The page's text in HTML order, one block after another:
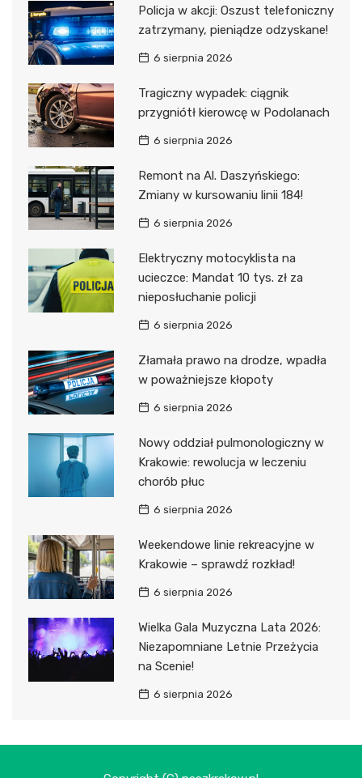
Policja w akcji: Oszust telefoniczny
zatrzymany, pieniądze odzyskane!
6 sierpnia 2026
Tragiczny wypadek: ciągnik
przygniótł kierowcę w Podolanach
6 sierpnia 2026
Remont na Al. Daszyńskiego:
Zmiany w kursowaniu linii 184!
6 sierpnia 2026
Elektryczny motocyklista na
ucieczce: Mandat 10 tys. zł za
nieposłuchanie policji
6 sierpnia 2026
Złamała prawo na drodze, wpadła
w poważniejsze kłopoty
6 sierpnia 2026
Nowy oddział pulmonologiczny w
Krakowie: rewolucja w leczeniu
chorób płuc
6 sierpnia 2026
Weekendowe linie rekreacyjne w
Krakowie – sprawdź rozkład!
6 sierpnia 2026
Wielka Gala Muzyczna Lata 2026:
Niezapomniane Letnie Przeżycia
na Scenie!
6 sierpnia 2026